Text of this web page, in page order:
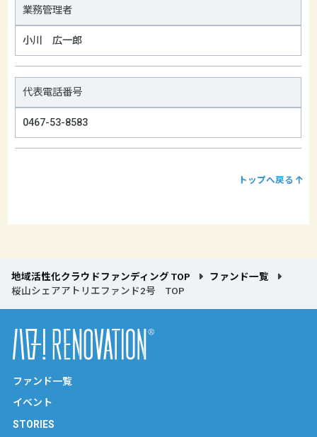
業務管理者
小川 広一郎
代表電話番号
0467-53-8583
トップへ戻る
地域活性化クラウドファンディング TOP
ファンド一覧
桜山シェアアトリエファンド2号 TOP
ファンド一覧
イベント
STORIES